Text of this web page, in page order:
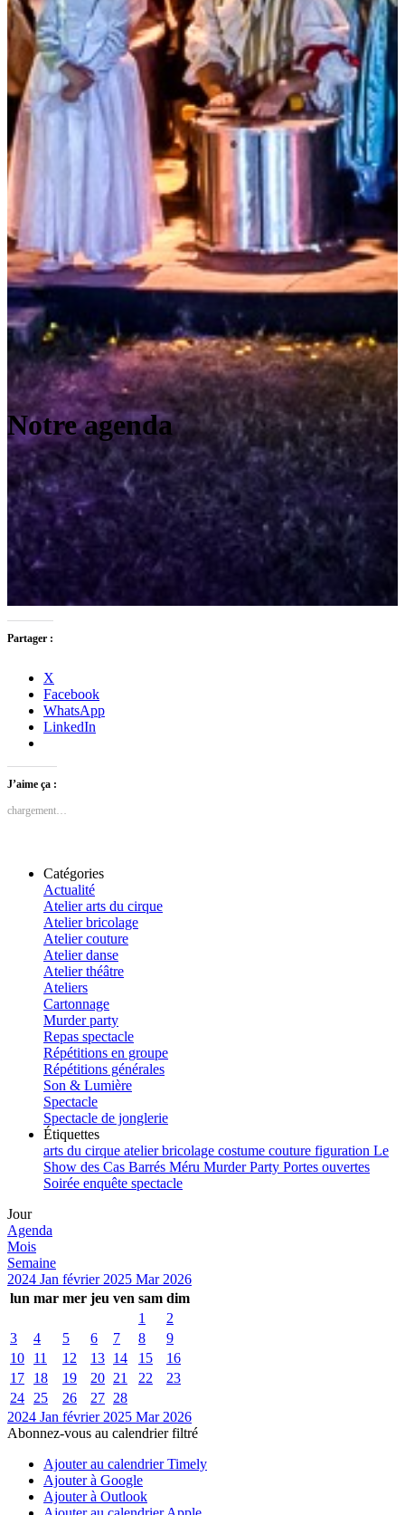
Notre agenda
Partager :
X
Facebook
WhatsApp
LinkedIn
J’aime ça :
chargement…
Catégories
Actualité
Atelier arts du cirque
Atelier bricolage
Atelier couture
Atelier danse
Atelier théâtre
Ateliers
Cartonnage
Murder party
Repas spectacle
Répétitions en groupe
Répétitions générales
Son & Lumière
Spectacle
Spectacle de jonglerie
Étiquettes
arts du cirque atelierbricolage costume couture figuration Le
Show des Cas Barrés Méru Murder Party Portes ouvertes
Soirée enquête spectacle
Jour
Agenda
Mois
Semaine
2024 Jan février 2025 Mar 2026
lun mar mer jeu ven sam dim
1
2
3
4 5 6 7 8
9
10
11 12 13 14 15
16
17
18 19 20 21 22
23
24
25 26 27 28
2024 Jan février 2025 Mar 2026
Abonnez-vous au calendrier filtré
Ajouter au calendrier Timely
Ajouter à Google
Ajouter à Outlook